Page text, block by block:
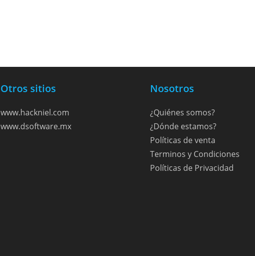
Otros sitios
www.hackniel.com
www.dsoftware.mx
Nosotros
¿Quiénes somos?
¿Dónde estamos?
Políticas de venta
Terminos y Condiciones
Políticas de Privacidad